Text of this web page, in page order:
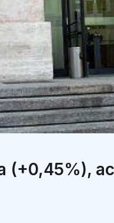
(+0,45%),